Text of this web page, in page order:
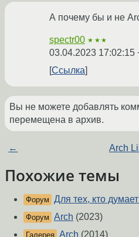
А почему бы и не
spectr00 ★★★
03.04.2023 17:02:15
Ссылка
Вы не можете добавлять
перемещена в архив.
← Arch
Похожие темы
Форум Для тех, кто
Форум Arch (2023)
Галерея Arch (2014)